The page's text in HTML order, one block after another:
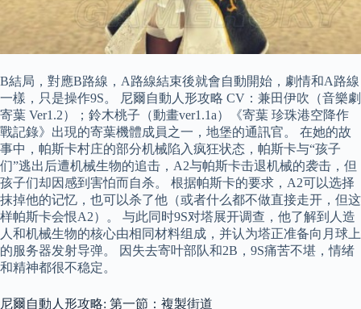
B結局，對應B路線，A路線結束後就會自動開始，劇情和A路線
一樣，只是操作9S。 尼爾自動人形攻略 CV：兼田伊吹（音樂劇
寄葉 Ver1.2）；鈴木桃子（動畫ver1.1a）《寄葉 珍珠港空降作
戰記錄》出現的寄葉機體成員之一，地堡的通訊官。 在她的故
事中，帕斯卡村庄的部分机械陷入疯狂状态，帕斯卡与“孩子
们”逃出后遭机械生物的追击，A2与帕斯卡击退机械的袭击，但
孩子们却因感到害怕而自杀。 根据帕斯卡的要求，A2可以选择
抹掉他的记忆，也可以杀了他（或者什么都不做直接走开，但这
样帕斯卡会恨A2）。 与此同时9S对塔展开调查，他了解到人造
人和机械生物的核心由相同材料组成，并认为塔正准备向月球上
的服务器发射导弹。 因失去寄叶部队和2B，9S痛苦不堪，情绪
和精神都很不稳定。
尼爾自動人形攻略: 第一節：複製街道